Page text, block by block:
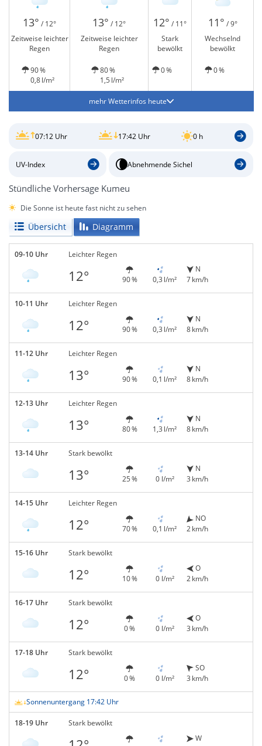
13° / 12° 13° / 12° 12° / 11° 11° / 9°
Zeitweise leichter
Regen
Zeitweise leichter
Regen
Stark
bewölkt
Wechselnd
bewölkt
90 %
0,8 l/m²
80 %
1,5 l/m²
0 % 0 %
mehr Wetterinfos heute
07:12 Uhr 17:42 Uhr 0 h
UV-Index Abnehmende Sichel
Stündliche Vorhersage Kumeu
Die Sonne ist heute fast nicht zu sehen
Übersicht Diagramm
09-10 Uhr Leichter Regen
12° 90 % 0,3 l/m²
N
7 km/h
10-11 Uhr Leichter Regen
12° 90 % 0,3 l/m²
N
8 km/h
11-12 Uhr Leichter Regen
13° 90 % 0,1 l/m²
N
8 km/h
12-13 Uhr Leichter Regen
13° 80 % 1,3 l/m²
N
8 km/h
13-14 Uhr Stark bewölkt
13° 25 % 0 l/m²
N
3 km/h
14-15 Uhr Leichter Regen
12° 70 % 0,1 l/m²
NO
2 km/h
15-16 Uhr Stark bewölkt
12° 10 % 0 l/m²
O
2 km/h
16-17 Uhr Stark bewölkt
12° 0 % 0 l/m²
O
3 km/h
17-18 Uhr Stark bewölkt
12° 0 % 0 l/m²
SO
3 km/h
Sonnenuntergang 17:42 Uhr
18-19 Uhr Stark bewölkt
W